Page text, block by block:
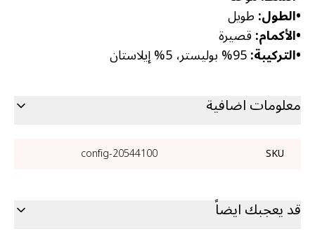
•الطول:طويل
•الأكمام:قصيرة
•التركيبة:
معلومات اضافية
SKU
20544100-config
قد يعجبك ايضاً